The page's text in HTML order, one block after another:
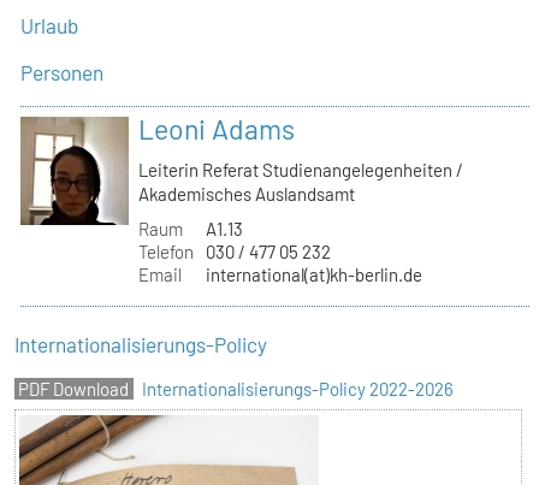
Urlaub
Personen
Leoni Adams
Leiterin Referat Studienangelegenheiten /
Akademisches Auslandsamt
Raum
A1.13
Telefon
030 / 477 05 232
Email
international(at)kh-berlin.de
Internationalisierungs-Policy
Internationalisierungs-Policy 2022-2026